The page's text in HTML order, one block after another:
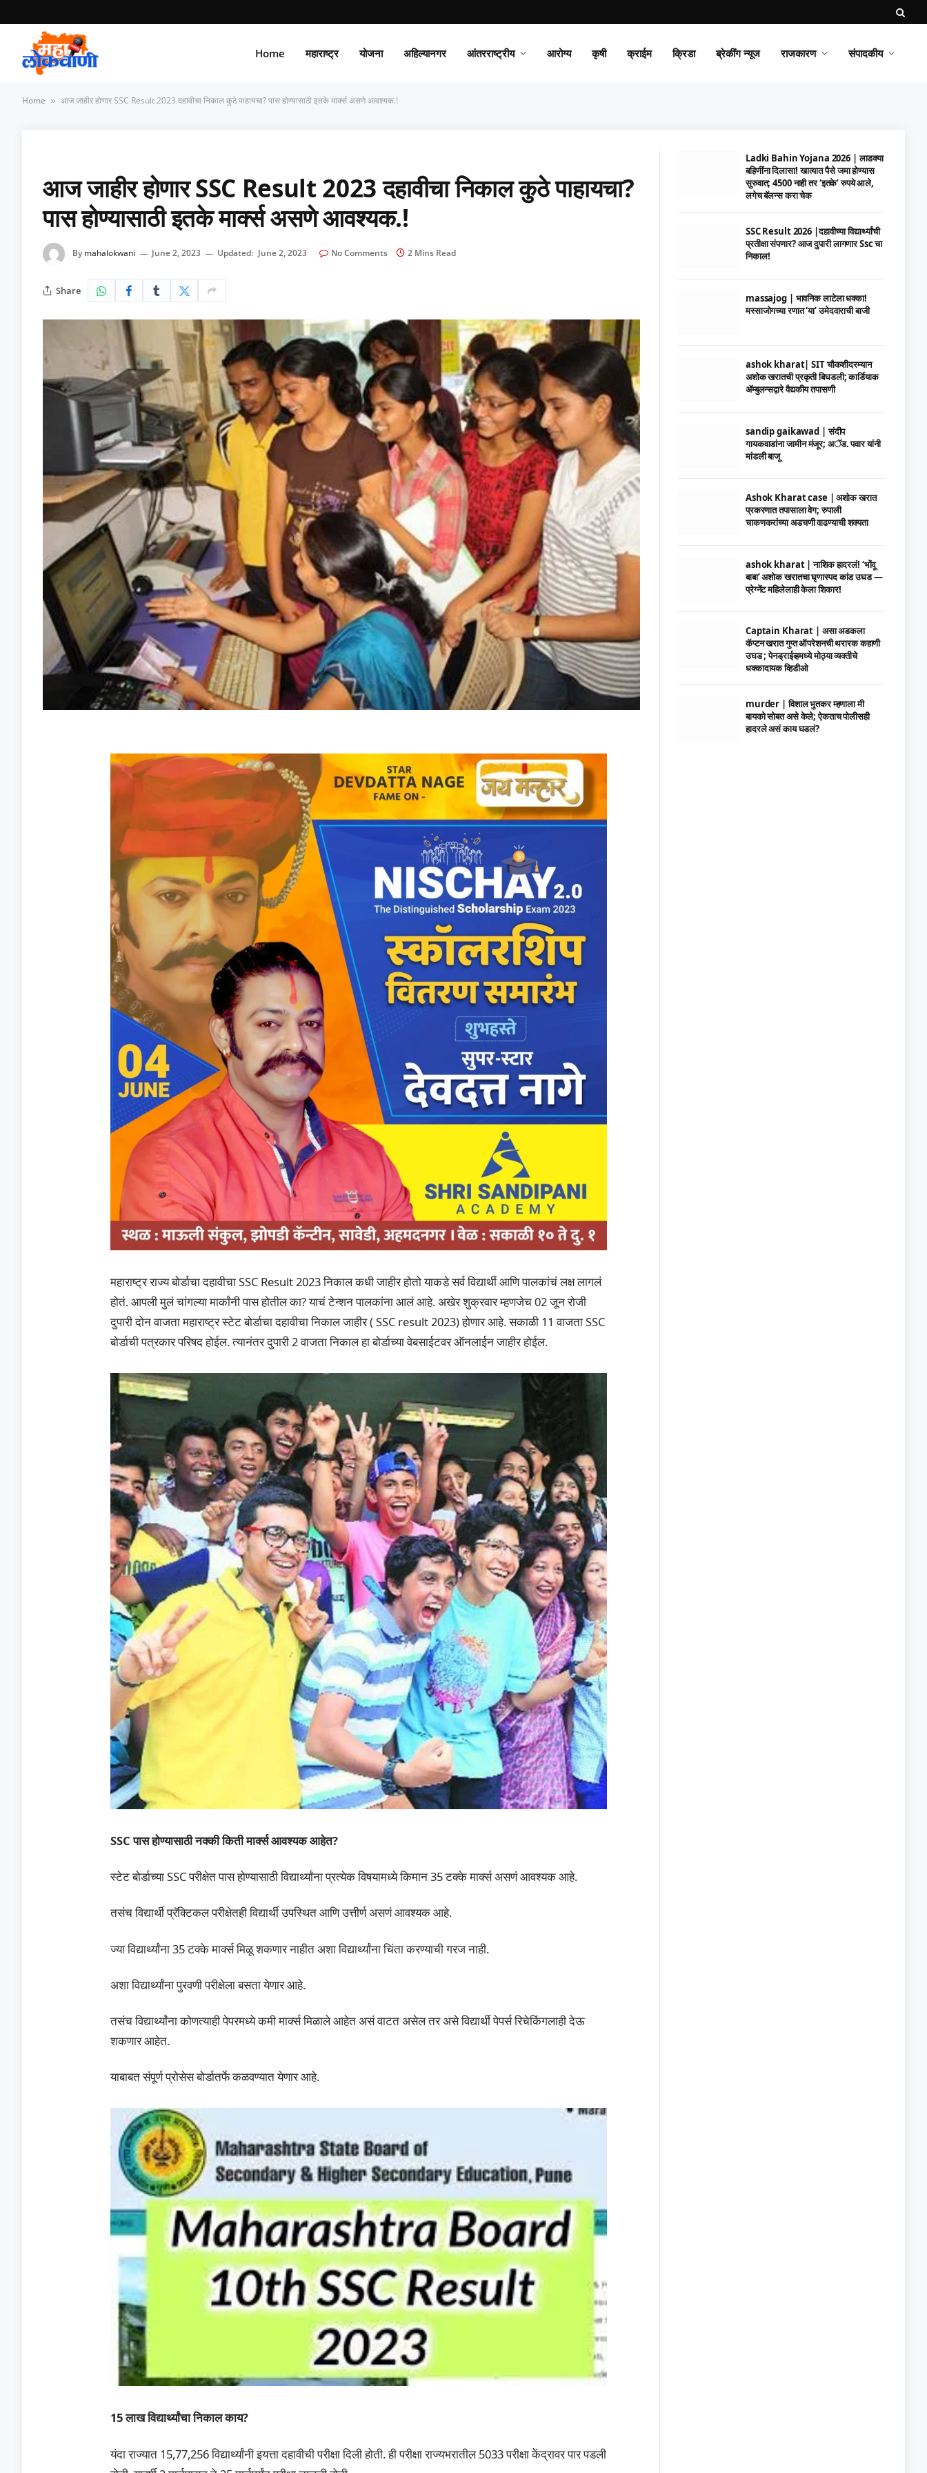
Home महाराष्ट्र योजना अहिल्यानगर आंतरराष्ट्रीय आरोग्य कृषी क्राईम क्रिडा ब्रेकींग न्यूज राजकारण संपादकीय
Home » आज जाहीर होणार SSC Result 2023 दहावीचा निकाल कुठे पाहायचा? पास होण्यासाठी इतके मार्क्स असणे आवश्यक.!
आज जाहीर होणार SSC Result 2023 दहावीचा निकाल कुठे पाहायचा?
पास होण्यासाठी इतके मार्क्स असणे आवश्यक.!
By mahalokwani June 2, 2023 Updated: June 2, 2023 No Comments 2 Mins Read
Share
महाराष्ट्र राज्य बोर्डाचा दहावीचा SSC Result 2023 निकाल कधी जाहीर होतो याकडे सर्व विद्यार्थी आणि पालकांचं लक्ष लागलं
होतं. आपली मुलं चांगल्या मार्कांनी पास होतील का? याचं टेन्शन पालकांना आलं आहे. अखेर शुक्रवार म्हणजेच 02 जून रोजी
दुपारी दोन वाजता महाराष्ट्र स्टेट बोर्डाचा दहावीचा निकाल जाहीर ( SSC result 2023) होणार आहे. सकाळी 11 वाजता SSC
बोर्डाची पत्रकार परिषद होईल. त्यानंतर दुपारी 2 वाजता निकाल हा बोर्डाच्या वेबसाईटवर ऑनलाईन जाहीर होईल.
SSC पास होण्यासाठी नक्की किती मार्क्स आवश्यक आहेत?
स्टेट बोर्डाच्या SSC परीक्षेत पास होण्यासाठी विद्यार्थ्यांना प्रत्येक विषयामध्ये किमान 35 टक्के मार्क्स असणं आवश्यक आहे.
तसंच विद्यार्थी प्रॅक्टिकल परीक्षेतही विद्यार्थी उपस्थित आणि उत्तीर्ण असणं आवश्यक आहे.
ज्या विद्यार्थ्यांना 35 टक्के मार्क्स मिळू शकणार नाहीत अशा विद्यार्थ्यांना चिंता करण्याची गरज नाही.
अशा विद्यार्थ्यांना पुरवणी परीक्षेला बसता येणार आहे.
तसंच विद्यार्थ्यांना कोणत्याही पेपरमध्ये कमी मार्क्स मिळाले आहेत असं वाटत असेल तर असे विद्यार्थी पेपर्स रिचेकिंगलाही देऊ
शकणार आहेत.
याबाबत संपूर्ण प्रोसेस बोर्डातर्फे कळवण्यात येणार आहे.
15 लाख विद्यार्थ्यांचा निकाल काय?
यंदा राज्यात 15,77,256 विद्यार्थ्यांनी इयत्ता दहावीची परीक्षा दिली होती. ही परीक्षा राज्यभरातील 5033 परीक्षा केंद्रावर पार पडली
Ladki Bahin Yojana 2026 | लाडक्या
बहिणींना दिलासा! खात्यात पैसे जमा होण्यास
सुरुवात; 4500 नाही तर ‘इतके’ रुपये आले,
लगेच बॅलन्स करा चेक
SSC Result 2026 |दहावीच्या विद्यार्थ्यांची
प्रतीक्षा संपणार? आज दुपारी लागणार Ssc चा
निकाल!
massajog | भावनिक लाटेला धक्का!
मस्साजोगच्या रणात ‘या’ उमेदवाराची बाजी
ashok kharat| SIT चौकशीदरम्यान
अशोक खरातची प्रकृती बिघडली; कार्डियाक
ॲम्बुलन्सद्वारे वैद्यकीय तपासणी
sandip gaikawad | संदीप
गायकवाडांना जामीन मंजूर; अॅड. पवार यांनी
मांडली बाजू
Ashok Kharat case | अशोक खरात
प्रकरणात तपासाला वेग; रुपाली
चाकणकरांच्या अडचणी वाढण्याची शक्यता
ashok kharat | नाशिक हादरलं! ‘भोंदू
बाबा’ अशोक खरातचा घृणास्पद कांड उघड —
प्रेग्नेंट महिलेलाही केला शिकार!
Captain Kharat | असा अडकला
कॅप्टन खरात गुप्त ऑपरेशनची थरारक कहाणी
उघड ; पेनड्राईव्हमध्ये मोठ्या व्यक्तीचे
धक्कादायक व्हिडीओ
murder | विशाल भुतकर म्हणाला मी
बायको सोबत असे केले; ऐकताच पोलीसही
हादरले असं काय घडलं?